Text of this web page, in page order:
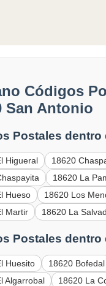
Códigos
San Antonio
Postales dentro
Higueral
18620
18620 La
Hueso
18620 Los
Martir
18620 La
Postales dentro
Huesito
18620 Bofedal
Algarrobal
18620 La